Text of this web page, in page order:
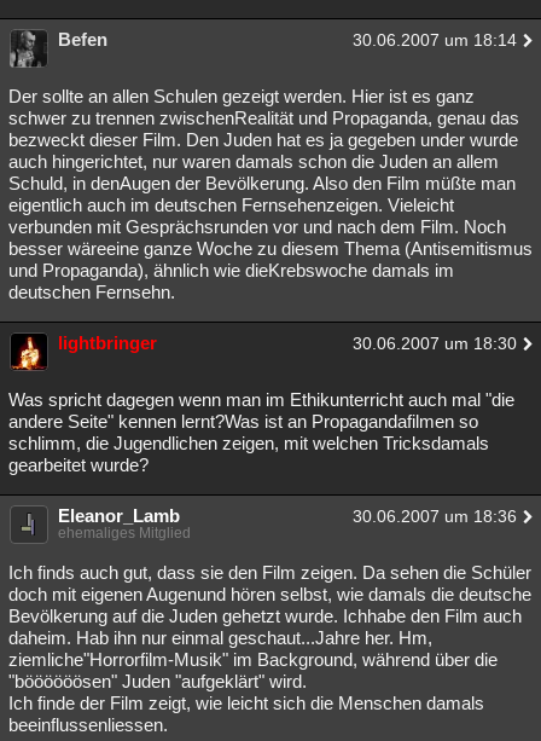
Befen 30.06.2007 um 18:14
Der sollte an allen Schulen gezeigt werden. Hier ist es ganz
schwer zu trennen zwischenRealität und Propaganda, genau das
bezweckt dieser Film. Den Juden hat es ja gegeben under wurde
auch hingerichtet, nur waren damals schon die Juden an allem
Schuld, in denAugen der Bevölkerung. Also den Film müßte man
eigentlich auch im deutschen Fernsehenzeigen. Vieleicht
verbunden mit Gesprächsrunden vor und nach dem Film. Noch
besser wäreeine ganze Woche zu diesem Thema (Antisemitismus
und Propaganda), ähnlich wie dieKrebswoche damals im
deutschen Fernsehn.
lightbringer 30.06.2007 um 18:30
Was spricht dagegen wenn man im Ethikunterricht auch mal "die
andere Seite" kennen lernt?Was ist an Propagandafilmen so
schlimm, die Jugendlichen zeigen, mit welchen Tricksdamals
gearbeitet wurde?
Eleanor_Lamb 30.06.2007 um 18:36
ehemaliges Mitglied
Ich finds auch gut, dass sie den Film zeigen. Da sehen die Schüler
doch mit eigenen Augenund hören selbst, wie damals die deutsche
Bevölkerung auf die Juden gehetzt wurde. Ichhabe den Film auch
daheim. Hab ihn nur einmal geschaut...Jahre her. Hm,
ziemliche"Horrorfilm-Musik" im Background, während über die
"böööööösen" Juden "aufgeklärt" wird.
Ich finde der Film zeigt, wie leicht sich die Menschen damals
beeinflussenliessen.